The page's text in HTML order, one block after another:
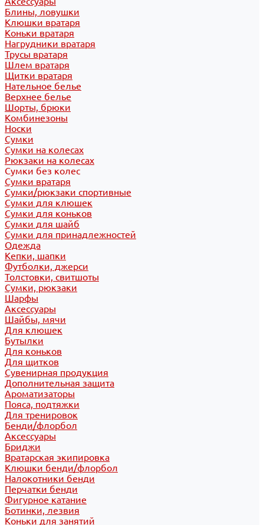
Блины, ловушки
Клюшки вратаря
Коньки вратаря
Нагрудники вратаря
Трусы вратаря
Шлем вратаря
Щитки вратаря
Нательное белье
Верхнее белье
Шорты, брюки
Комбинезоны
Носки
Сумки
Сумки на колесах
Рюкзаки на колесах
Сумки без колес
Сумки вратаря
Сумки/рюкзаки спортивные
Сумки для клюшек
Сумки для коньков
Сумки для шайб
Сумки для принадлежностей
Одежда
Кепки, шапки
Футболки, джерси
Толстовки, свитшоты
Сумки, рюкзаки
Шарфы
Аксессуары
Шайбы, мячи
Для клюшек
Бутылки
Для коньков
Для щитков
Сувенирная продукция
Дополнительная защита
Ароматизаторы
Пояса, подтяжки
Для тренировок
Бенди/флорбол
Аксессуары
Бриджи
Вратарская экипировка
Клюшки бенди/флорбол
Налокотники бенди
Перчатки бенди
Фигурное катание
Ботинки, лезвия
Коньки для занятий